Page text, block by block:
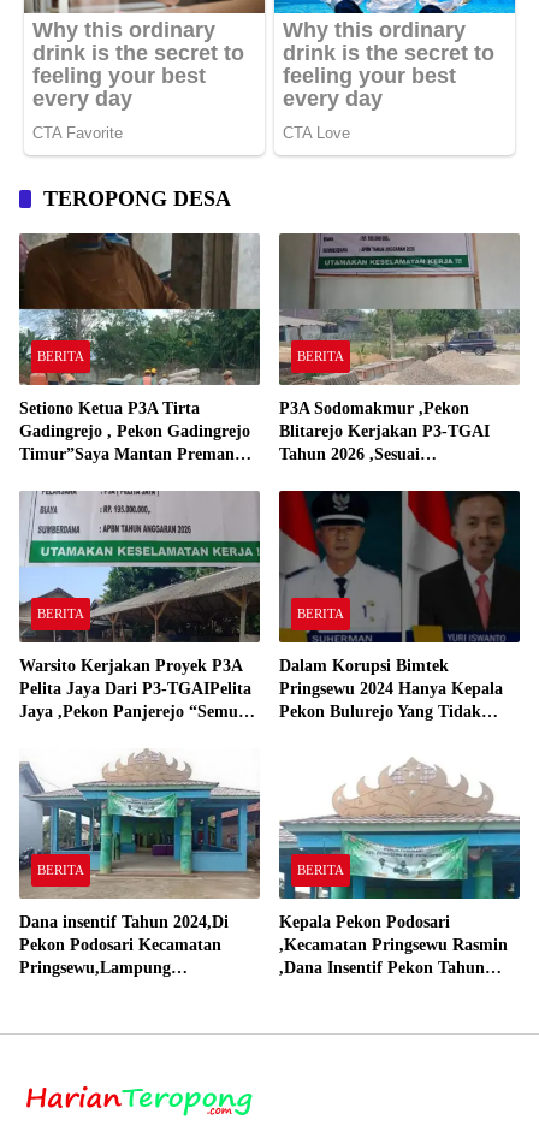
TEROPONG DESA
BERITA
Setiono Ketua P3A Tirta
Gadingrejo , Pekon Gadingrejo
Timur”Saya Mantan Preman
Gadingrejo Tahun 2000″
BERITA
P3A Sodomakmur ,Pekon
Blitarejo Kerjakan P3-TGAI
Tahun 2026 ,Sesuai
BERITA
Warsito Kerjakan Proyek P3A
Pelita Jaya Dari P3-TGAIPelita
Jaya ,Pekon Panjerejo “Semua
BERITA
Dalam Korupsi Bimtek
Pringsewu 2024 Hanya Kepala
Pekon Bulurejo Yang Tidak
BERITA
Dana insentif Tahun 2024,Di
Pekon Podosari Kecamatan
Pringsewu,Lampung
BERITA
Kepala Pekon Podosari
,Kecamatan Pringsewu Rasmin
,Dana Insentif Pekon Tahun